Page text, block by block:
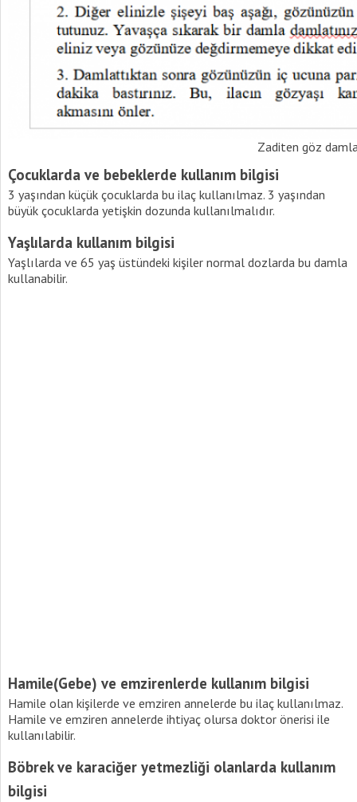
Zaditen göz
Çocuklarda ve bebeklerde kullanım bilgisi
3 yaşından küçük çocuklarda bu ilaç kullanılmaz. 3 yaşından
büyük çocuklarda yetişkin dozunda kullanılmalıdır.
Yaşlılarda kullanım bilgisi
Yaşlılarda ve 65 yaş üstündeki kişiler normal dozlarda bu damla
kullanabilir.
Hamile(Gebe) ve emzirenlerde kullanım bilgisi
Hamile olan kişilerde ve emziren annelerde bu ilaç kullanılmaz.
Hamile ve emziren annelerde ihtiyaç olursa doktor önerisi ile
kullanılabilir.
Böbrek ve karaciğer yetmezliği olanlarda kullanım
bilgisi